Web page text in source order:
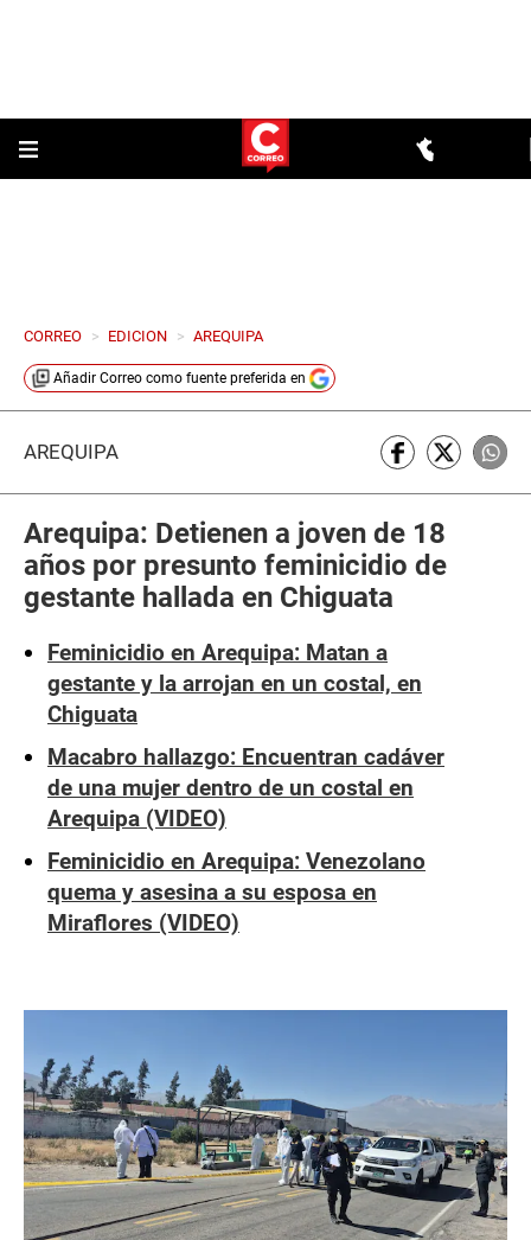
CORREO > EDICION > AREQUIPA
Añadir Correo como fuente preferida en
AREQUIPA
Arequipa: Detienen a joven de 18
años por presunto feminicidio de
gestante hallada en Chiguata
Feminicidio en Arequipa: Matan a
gestante y la arrojan en un costal, en
Chiguata
Macabro hallazgo: Encuentran cadáver
de una mujer dentro de un costal en
Arequipa (VIDEO)
Feminicidio en Arequipa: Venezolano
quema y asesina a su esposa en
Miraflores (VIDEO)